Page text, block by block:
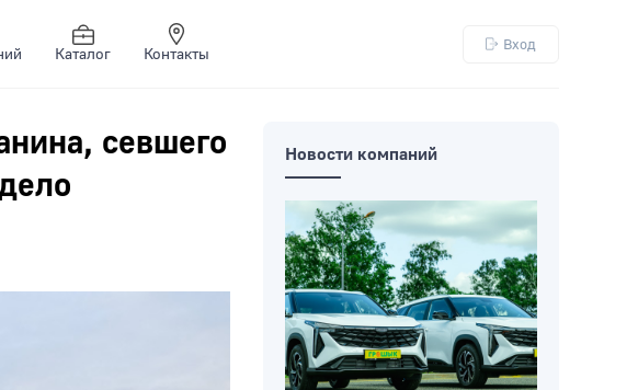
Каталог Контакты
Вход
севшего
Новости компаний